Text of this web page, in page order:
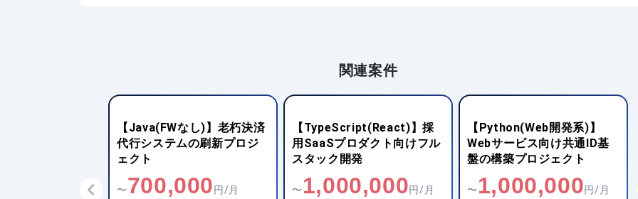
関連案件
【Java(FWなし)】老朽決済
代行システムの刷新プロジ
ェクト
〜700,000 円/月
【TypeScript(React)】採
用SaaSプロダクト向けフル
スタック開発
〜 1,000,000円/月
【Python(Web開発系)】
Webサービス向け共通ID基
盤の構築プロジェクト
〜 1,000,000円/月